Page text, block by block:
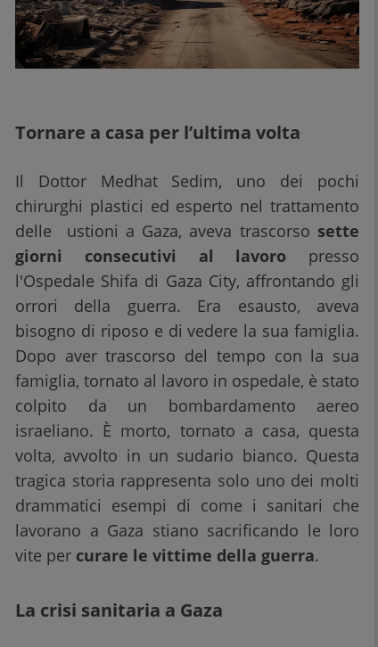
Tornare a casa per l’ultima volta
Il Dottor Medhat Sedim, uno dei pochi
chirurghi plastici ed esperto nel trattamento
delle ustioni a Gaza, aveva trascorso sette
giorni consecutivi al lavoro presso
l'Ospedale Shifa di Gaza City, affrontando gli
orrori della guerra. Era esausto, aveva
bisogno di riposo e di vedere la sua famiglia.
Dopo aver trascorso del tempo con la sua
famiglia, tornato al lavoro in ospedale, è stato
colpito da un bombardamento aereo
israeliano. È morto, tornato a casa, questa
volta, avvolto in un sudario bianco. Questa
tragica storia rappresenta solo uno dei molti
drammatici esempi di come i sanitari che
lavorano a Gaza stiano sacrificando le loro
vite per curare le vittime della guerra.
La crisi sanitaria a Gaza